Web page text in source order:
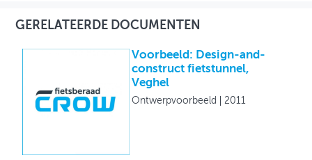
GERELATEERDE DOCUMENTEN
Voorbeeld: Design-and-
construct fietstunnel,
Veghel
Ontwerpvoorbeeld 2011